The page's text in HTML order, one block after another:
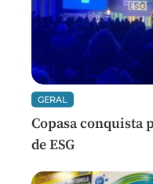
GERAL
Copasa conquista
de ESG